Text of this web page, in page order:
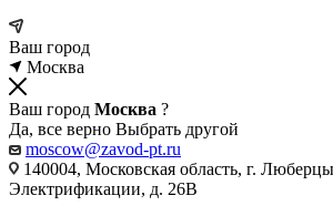
Ваш город
Москва
Ваш город Москва ?
Да, все верно Выбрать другой
moscow@zavod-pt.ru
140004, Московская область, г.
Электрификации, д. 26В